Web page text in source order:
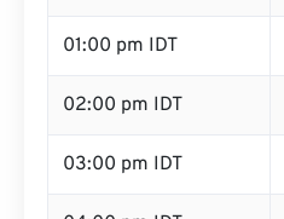
01:00 pm IDT
02:00 pm IDT
03:00 pm IDT